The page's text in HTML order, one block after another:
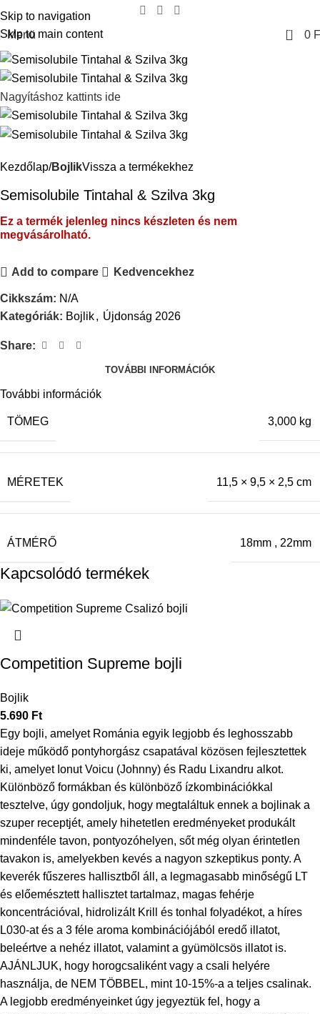
Skip to navigation
Skip to main content
Menü 0 0
Nagyításhoz kattints ide
Kezdőlap BojlikVissza a termékekhez
Semisolubile Tintahal & Szilva 3kg
Ez a termék jelenleg nincs készleten és nem
megvásárolható.
Add to compare Kedvencekhez
Cikkszám: N/A
Kategóriák: Bojlik, Újdonság 2026
Share:
TOVÁBBI INFORMÁCIÓK
További információk
TÖMEG 3,000 kg
MÉRETEK 11,5 × 9,5 × 2,5 cm
ÁTMÉRŐ 18mm , 22mm
Kapcsolódó termékek
Competition Supreme bojli
Bojlik
5.690 Ft
Egy bojli, amelyet Románia egyik legjobb és leghosszabb
ideje működő pontyhorgász csapatával közösen fejlesztettek
ki, amelyet Ionut Voicu (Johnny) és Radu Lixandru alkot.
Különböző formákban és különböző ízkombinációkkal
tesztelve, úgy gondoljuk, hogy megtaláltuk ennek a bojlinak a
szuper receptjét, amely hihetetlen eredményeket produkált
mindenféle tavon, pontyozóhelyen, sőt még olyan érintetlen
tavakon is, amelyekben kevés a nagyon szkeptikus ponty. A
keverék fűszeres hallisztből áll, a legmagasabb minőségű LT
és előemésztett hallisztet tartalmaz, magas fehérje
koncentrációval, hidrolizált Krill és tonhal folyadékot, a híres
L030-at és a 3 féle aroma kombinációjából eredő illatot,
beleértve a nehéz illatot, valamint a gyümölcsös illatot is.
AJÁNLJUK, hogy horogcsaliként vagy a csali helyére
használja, de NEM TÖBBEL, mint 10-15%-a a teljes csalinak.
A legjobb eredményeinket úgy jegyeztük fel, hogy a